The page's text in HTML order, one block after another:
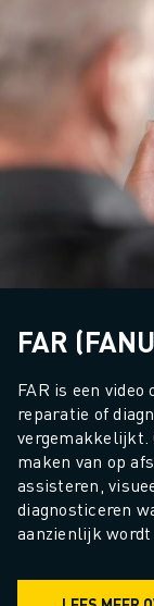
CONTACT
FAR
FAR is een
reparatie of
vergemakkelijkt.
maken van op
assisteren,
diagnosticeren
aanzienlijk